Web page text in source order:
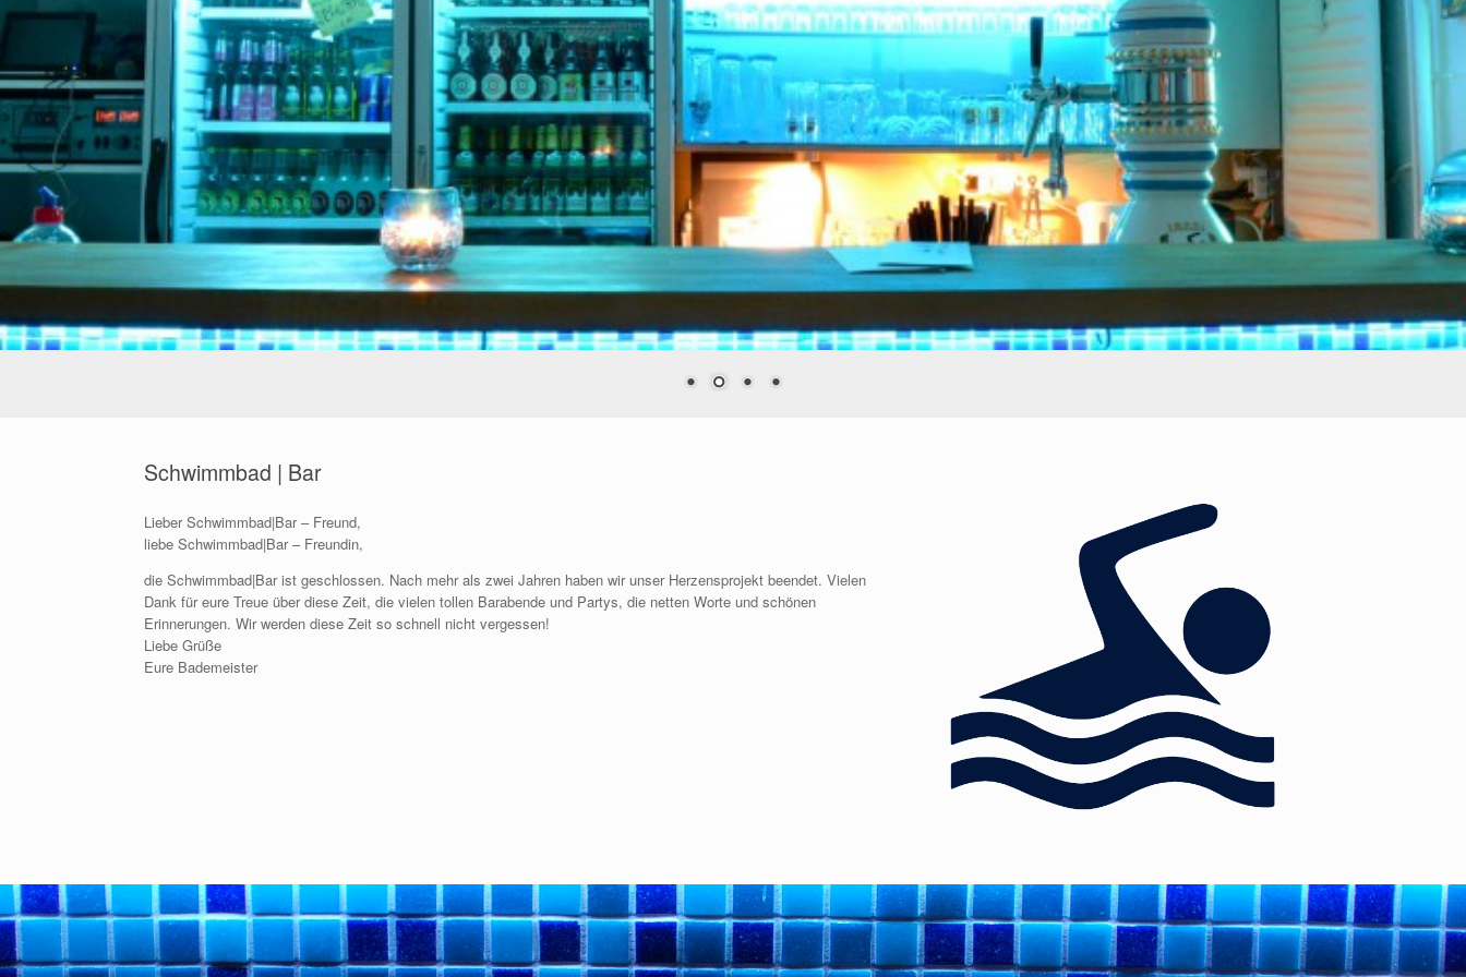
Schwimmbad | Bar
Lieber Schwimmbad|Bar – Freund,
liebe Schwimmbad|Bar – Freundin,
die Schwimmbad|Bar ist geschlossen. Nach mehr als zwei Jahren haben wir unser Herzensprojekt beendet. Vielen
Dank für eure Treue über diese Zeit, die vielen tollen Barabende und Partys, die netten Worte und schönen
Erinnerungen. Wir werden diese Zeit so schnell nicht vergessen!
Liebe Grüße
Eure Bademeister